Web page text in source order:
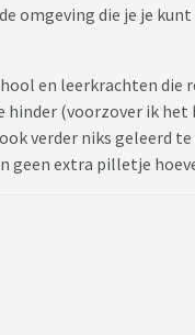
omgeving die je je
en leerkrachten
hinder (voorzover ik
verder niks geleerd
geen extra pilletje